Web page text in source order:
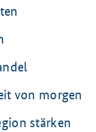
von morgen
stärken